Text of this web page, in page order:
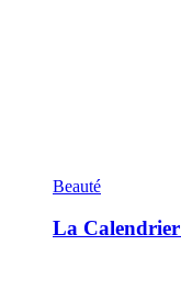
Beauté
La